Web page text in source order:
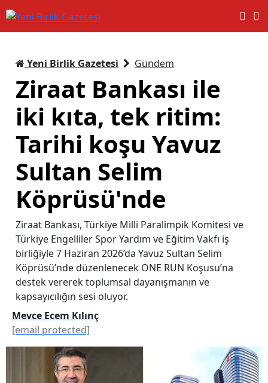
Yeni Birlik Gazetesi Gündem
Ziraat Bankası ile
iki kıta, tek ritim:
Tarihi koşu Yavuz
Sultan Selim
Köprüsü'nde
Ziraat Bankası, Türkiye Milli Paralimpik Komitesi ve
Türkiye Engelliler Spor Yardım ve Eğitim Vakfı iş
birliğiyle 7 Haziran 2026’da Yavuz Sultan Selim
Köprüsü’nde düzenlenecek ONE RUN Koşusu’na
destek vererek toplumsal dayanışmanın ve
kapsayıcılığın sesi oluyor.
Mevce Ecem Kılınç
[email protected]